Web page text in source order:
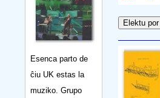
Esenca parto de
ĉiu UK estas la
muziko. Grupo